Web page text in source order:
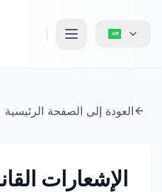
العودة إلى الصفحة الرئيسية
الإشعارات